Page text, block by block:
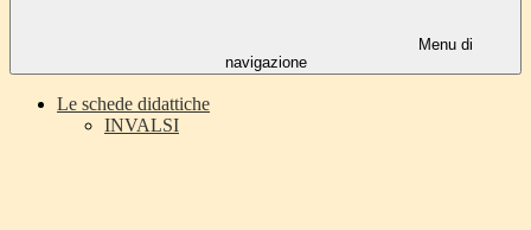
Menu di
navigazione
Le schede didattiche
INVALSI